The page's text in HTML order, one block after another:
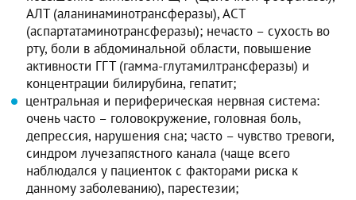
АЛТ (аланинаминотрансферазы), АСТ
(аспартатаминотрансферазы); нечасто – сухость во
рту, боли в абдоминальной области, повышение
активности ГГТ (гамма-глутамилтрансферазы) и
концентрации билирубина, гепатит;
центральная и периферическая нервная система:
очень часто – головокружение, головная боль,
депрессия, нарушения сна; часто – чувство тревоги,
синдром лучезапястного канала (чаще всего
наблюдался у пациенток с факторами риска к
данному заболеванию), парестезии;